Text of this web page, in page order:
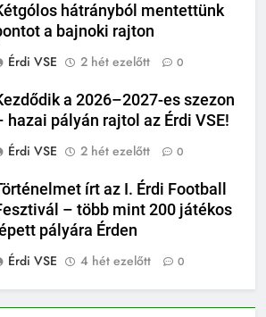
hátrányból mentettünk
a bajnoki rajton
Érdi VSE
2 hét ezelőtt 0
a 2026–2027-es szezon
hazai pályán rajtol az Érdi VSE!
Érdi VSE
2 hét ezelőtt 0
írt az I. Érdi Football
– több mint 200 játékos
pályára Érden
Érdi VSE
4 hét ezelőtt 0